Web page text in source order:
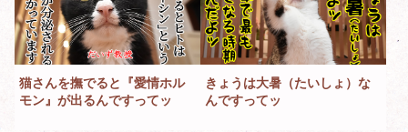
猫さんを撫でると『愛情ホル
モン』が出るんですってッ
きょうは大暑（たいしょ）な
んですってッ